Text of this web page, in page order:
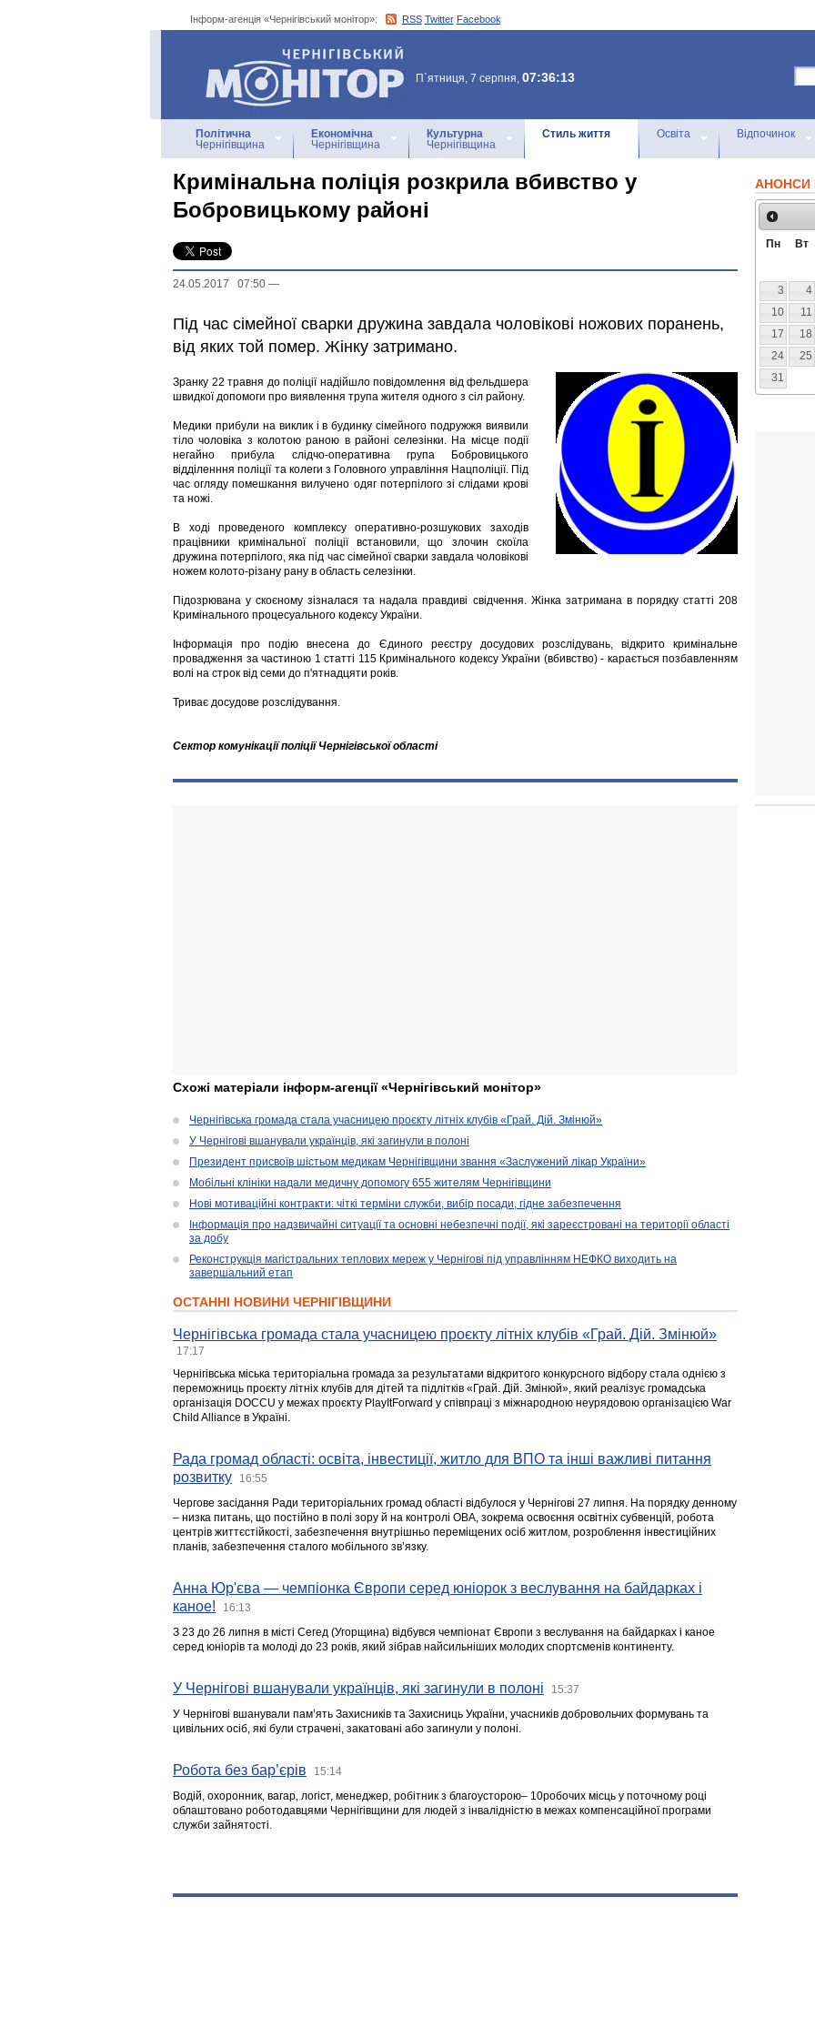
Інформ-агенція «Чернігівський монітор»: RSS Twitter Facebook
Інформ-агенція
«Чернігівський монітор»
П`ятниця, 7 серпня, 07:36:13
Політична
Чернігівщина
Економічна
Чернігівщина
Культурна
Чернігівщина
Стиль життя Освіта Відпочинок
Кримінальна поліція розкрила вбивство у
Бобровицькому районі
24.05.2017 07:50 —
Під час сімейної сварки дружина завдала чоловікові ножових поранень,
від яких той помер. Жінку затримано.
Зранку 22 травня до поліції надійшло повідомлення від фельдшера
швидкої допомоги про виявлення трупа жителя одного з сіл району.
Медики прибули на виклик і в будинку сімейного подружжя виявили
тіло чоловіка з колотою раною в районі селезінки. На місце події
негайно прибула слідчо-оперативна група Бобровицького
відділенння поліції та колеги з Головного управління Нацполіції. Під
час огляду помешкання вилучено одяг потерпілого зі слідами крові
та ножі.
В ході проведеного комплексу оперативно-розшукових заходів
працівники кримінальної поліції встановили, що злочин скоїла
дружина потерпілого, яка під час сімейної сварки завдала чоловікові
ножем колото-різану рану в область селезінки.
Підозрювана у скоєному зізналася та надала правдиві свідчення. Жінка затримана в порядку статті 208
Кримінального процесуального кодексу України.
Інформація про подію внесена до Єдиного реєстру досудових розслідувань, відкрито кримінальне
провадження за частиною 1 статті 115 Кримінального кодексу України (вбивство) - карається позбавленням
волі на строк від семи до п'ятнадцяти років.
Триває досудове розслідування.
Сектор комунікації поліції Чернігівської області
Схожі матеріали інформ-агенції «Чернігівський монітор»
Чернігівська громада стала учасницею проєкту літніх клубів «Грай. Дій. Змінюй»
У Чернігові вшанували українців, які загинули в полоні
Президент присвоїв шістьом медикам Чернігівщини звання «Заслужений лікар України»
Мобільні клініки надали медичну допомогу 655 жителям Чернігівщини
Нові мотиваційні контракти: чіткі терміни служби, вибір посади, гідне забезпечення
Інформація про надзвичайні ситуації та основні небезпечні події, які зареєстровані на території області
за добу
Реконструкція магістральних теплових мереж у Чернігові під управлінням НЕФКО виходить на
завершальний етап
ОСТАННІ НОВИНИ ЧЕРНІГІВЩИНИ
Чернігівська громада стала учасницею проєкту літніх клубів «Грай. Дій. Змінюй»
17:17
Чернігівська міська територіальна громада за результатами відкритого конкурсного відбору стала однією з
переможниць проєкту літніх клубів для дітей та підлітків «Грай. Дій. Змінюй», який реалізує громадська
організація DOCCU у межах проєкту PlayItForward у співпраці з міжнародною неурядовою організацією War
Child Alliance в Україні.
Рада громад області: освіта, інвестиції, житло для ВПО та інші важливі питання
розвитку
16:55
Чергове засідання Ради територіальних громад області відбулося у Чернігові 27 липня. На порядку денному
– низка питань, що постійно в полі зору й на контролі ОВА, зокрема освоєння освітніх субвенцій, робота
центрів життєстійкості, забезпечення внутрішньо переміщених осіб житлом, розроблення інвестиційних
планів, забезпечення сталого мобільного зв’язку.
Анна Юр'єва — чемпіонка Європи серед юніорок з веслування на байдарках і
каное!
16:13
З 23 до 26 липня в місті Сегед (Угорщина) відбувся чемпіонат Європи з веслування на байдарках і каное
серед юніорів та молоді до 23 років, який зібрав найсильніших молодих спортсменів континенту.
У Чернігові вшанували українців, які загинули в полоні 15:37
У Чернігові вшанували пам’ять Захисників та Захисниць України, учасників добровольчих формувань та
цивільних осіб, які були страчені, закатовані або загинули у полоні.
Робота без бар’єрів 15:14
Водій, охоронник, вагар, логіст, менеджер, робітник з благоусторою– 10робочих місць у поточному році
облаштовано роботодавцями Чернігівщини для людей з інвалідністю в межах компенсаційної програми
служби зайнятості.
АНОНСИ
Пн Вт
3
4
10
11
17
18
24
25
31